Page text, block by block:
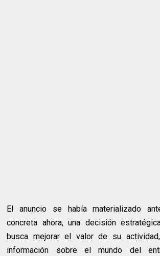
El anuncio se había materializado
concreta ahora, una decisión
busca mejorar el valor de su
información sobre el mundo del